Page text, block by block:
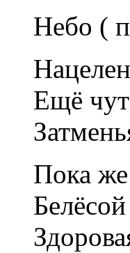
Небо (
Ещё
Пока